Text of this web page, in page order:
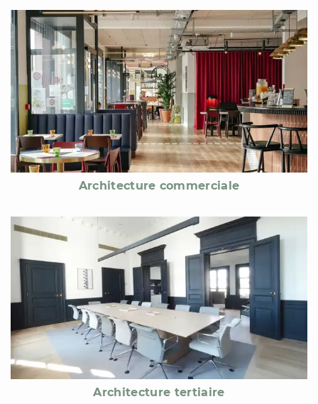
Architecture commerciale
Architecture tertiaire